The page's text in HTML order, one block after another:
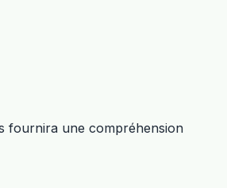
fournira une compréhension